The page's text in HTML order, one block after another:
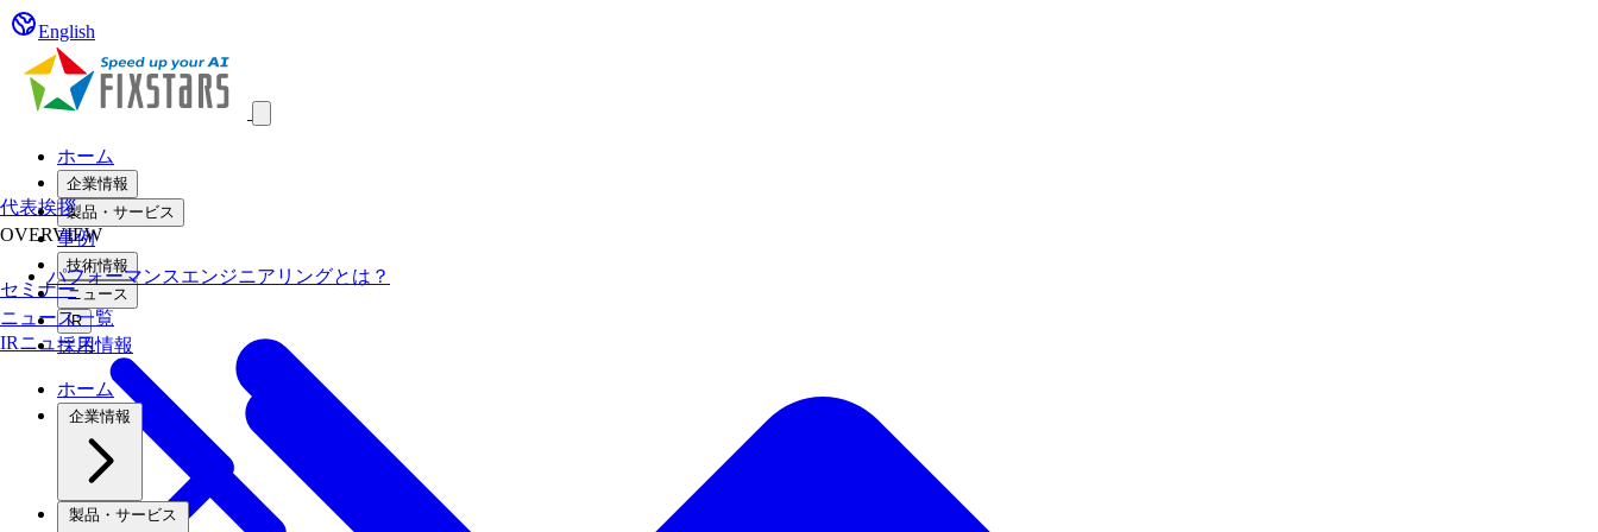
English
ホーム
企業情報
製品・サービス
事例
技術情報
セミナーニュース
ニュース一覧
IR
採用情報
ホーム
企業情報
製品・サービス
代表挨拶
OVERVIEW
パフォーマンスエンジニアリングとは？
IRニュース